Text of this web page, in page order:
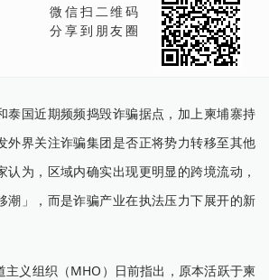
微信扫二维码
分享到朋友圈
国近期频频捣毁诈骗据点，加上柬埔寨持
外界关注诈骗集团是否正将势力转移至其他
认为，区域内确实出现更明显的跨境流动，
潮」，而是诈骗产业在执法压力下展开的新
义组织（MHO）日前指出，原本活跃于柬